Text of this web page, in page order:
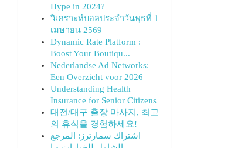
Hype in 2024?
วิเคราะห์บอลประจำวันพุธที่ 1
เมษายน 2569
Dynamic Rate Platform :
Boost Your Boutiqu...
Nederlandse Ad Networks:
Een Overzicht voor 2026
Understanding Health
Insurance for Senior Citizens
대전/대구 출장 마사지, 최고
의 휴식을 경험하세요!
اشتراك سمارترز: المرجع